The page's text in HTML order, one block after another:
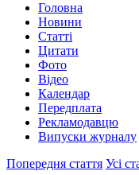
Головна
Новини
Статті
Цитати
Фото
Відео
Календар
Передплата
Рекламодавцю
Випуски журналу
Попередня стаття Усі